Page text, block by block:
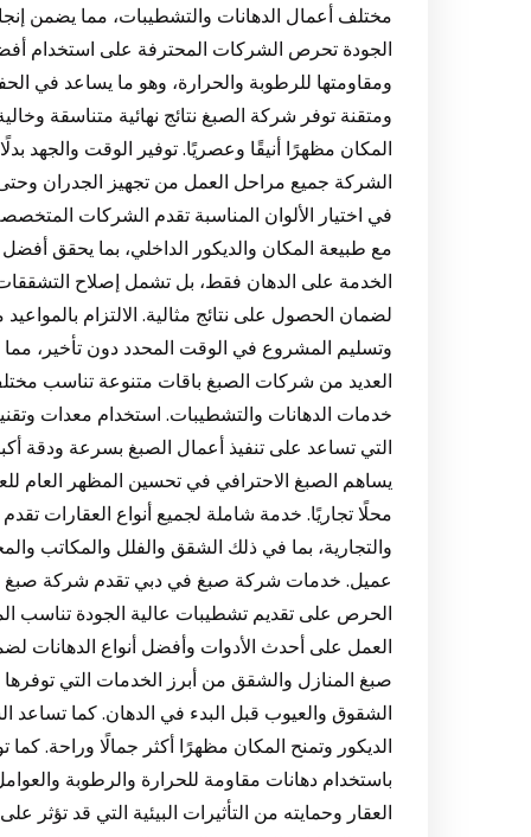
مختلف أعمال الدهانات والتشطيبات، مما يضمن
الجودة تحرص الشركات المحترفة على استخدام أفضل
ومقاومتها للرطوبة والحرارة، وهو ما يساعد في
ومتقنة توفر شركة الصبغ نتائج نهائية متناسقة
المكان مظهرًا أنيقًا وعصريًا. توفير الوقت والجهد
الشركة جميع مراحل العمل من تجهيز الجدران
في اختيار الألوان المناسبة تقدم الشركات
مع طبيعة المكان والديكور الداخلي، بما يحقق
الخدمة على الدهان فقط، بل تشمل إصلاح
لضمان الحصول على نتائج مثالية. الالتزام
وتسليم المشروع في الوقت المحدد دون تأخير،
العديد من شركات الصبغ باقات متنوعة تناسب
خدمات الدهانات والتشطيبات. استخدام معدات
التي تساعد على تنفيذ أعمال الصبغ بسرعة ودقة أكبر
يساهم الصبغ الاحترافي في تحسين المظهر العام
محلًا تجاريًا. خدمة شاملة لجميع أنواع العقارات
والتجارية، بما في ذلك الشقق والفلل والمكاتب
عميل. خدمات شركة صبغ في دبي تقدم شركة صبغ في
الحرص على تقديم تشطيبات عالية الجودة تناسب
العمل على أحدث الأدوات وأفضل أنواع الدهانات
صبغ المنازل والشقق من أبرز الخدمات التي
الشقوق والعيوب قبل البدء في الدهان. كما تساعد
الديكور وتمنح المكان مظهرًا أكثر جمالًا وراحة.
باستخدام دهانات مقاومة للحرارة والرطوبة
العقار وحمايته من التأثيرات البيئية التي قد